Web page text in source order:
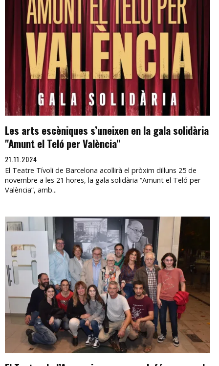
Les arts escèniques s’uneixen en la gala solidària
"Amunt el Teló per València"
21.11.2024
El Teatre Tívoli de Barcelona acollirà el pròxim dilluns 25 de
novembre a les 21 hores, la gala solidària “Amunt el Teló per
València”, amb...